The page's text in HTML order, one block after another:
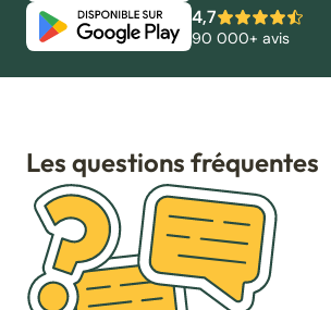
4,7
90 000+ avis
Les questions fréquentes